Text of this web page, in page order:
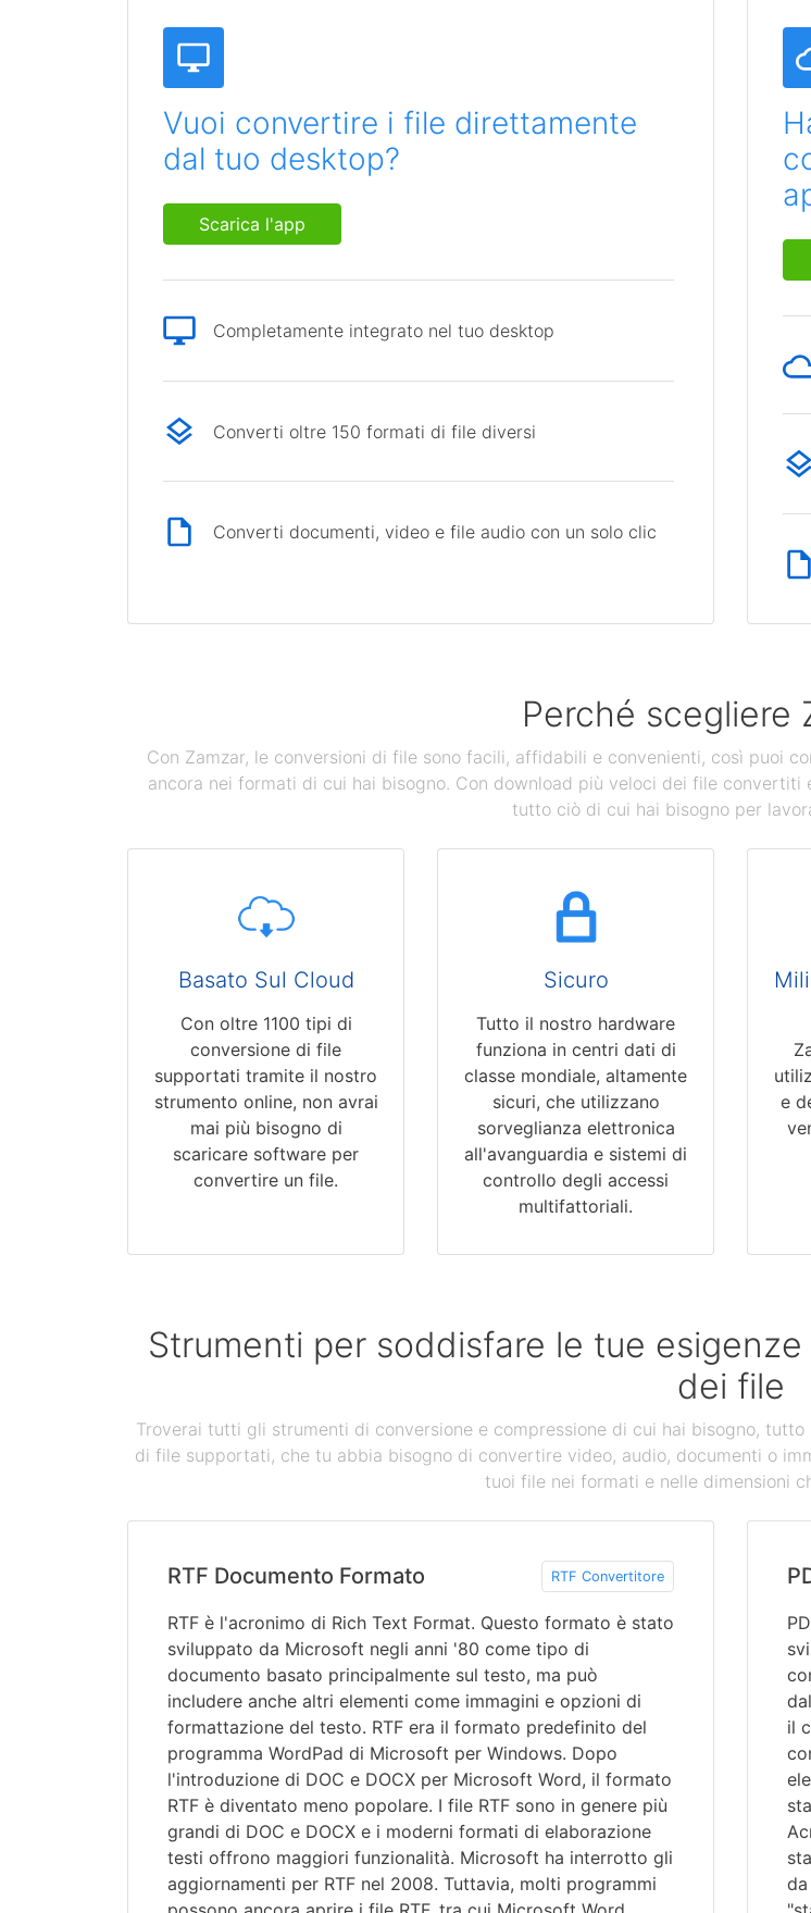
Vuoi convertire i file direttamente
dal tuo desktop?
Scarica l'app
Completamente integrato nel tuo desktop
Converti oltre 150 formati di file diversi
Converti documenti, video e file audio con un solo clic
Perché scegliere
Con Zamzar, le conversioni di file sono facili, affidabili e convenienti, così puoi
ancora nei formati di cui hai bisogno. Con download più veloci dei file
tutto ciò di cui hai bisogno per
Basato Sul Cloud
Con oltre 1100 tipi di
conversione di file
supportati tramite il nostro
strumento online, non avrai
mai più bisogno di
scaricare software per
convertire un file.
Sicuro
Tutto il nostro hardware
funziona in centri dati di
classe mondiale, altamente
sicuri, che utilizzano
sorveglianza elettronica
all'avanguardia e sistemi di
controllo degli accessi
multifattoriali.
e
Strumenti per soddisfare le tue
dei file
Troverai tutti gli strumenti di conversione e compressione di cui hai bisogno,
di file supportati, che tu abbia bisogno di convertire video, audio, documenti o
tuoi file nei formati e nelle dimensioni
RTF Documento Formato RTF Convertitore
RTF è l'acronimo di Rich Text Format. Questo formato è stato
sviluppato da Microsoft negli anni '80 come tipo di
documento basato principalmente sul testo, ma può
includere anche altri elementi come immagini e opzioni di
formattazione del testo. RTF era il formato predefinito del
programma WordPad di Microsoft per Windows. Dopo
l'introduzione di DOC e DOCX per Microsoft Word, il formato
RTF è diventato meno popolare. I file RTF sono in genere più
grandi di DOC e DOCX e i moderni formati di elaborazione
testi offrono maggiori funzionalità. Microsoft ha interrotto gli
aggiornamenti per RTF nel 2008. Tuttavia, molti programmi
il